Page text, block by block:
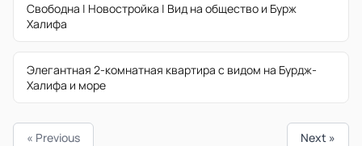
Свободна | Новостройка | Вид на общество и Бурж
Халифа
Элегантная 2-комнатная квартира с видом на Бурдж-
Халифа и море
« Previous Next »